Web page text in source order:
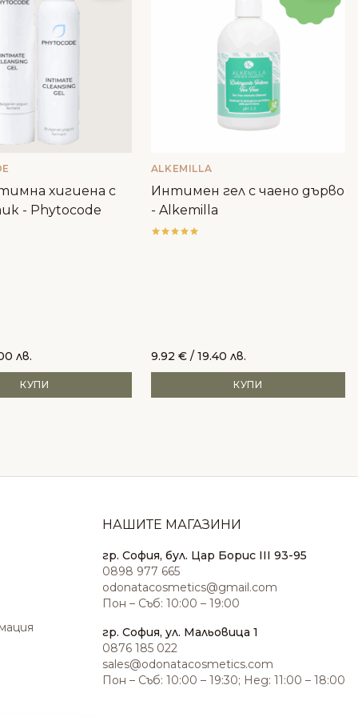
хигиена с
- Phytocode
лв.
КУПИ
ALKEMILLA
Интимен гел с чаено дърво
- Alkemilla
9.92 €/ 19.40 лв.
КУПИ
НАШИТЕ МАГАЗИНИ
гр. София, бул. Цар Борис III 93-95
0898 977 665
odonatacosmetics@gmail.com
Пон – Съб: 10:00 – 19:00
гр. София, ул. Мальовица 1
0876 185 022
sales@odonatacosmetics.com
Пон – Съб: 10:00 – 19:30; Нед: 11:00 – 18:00